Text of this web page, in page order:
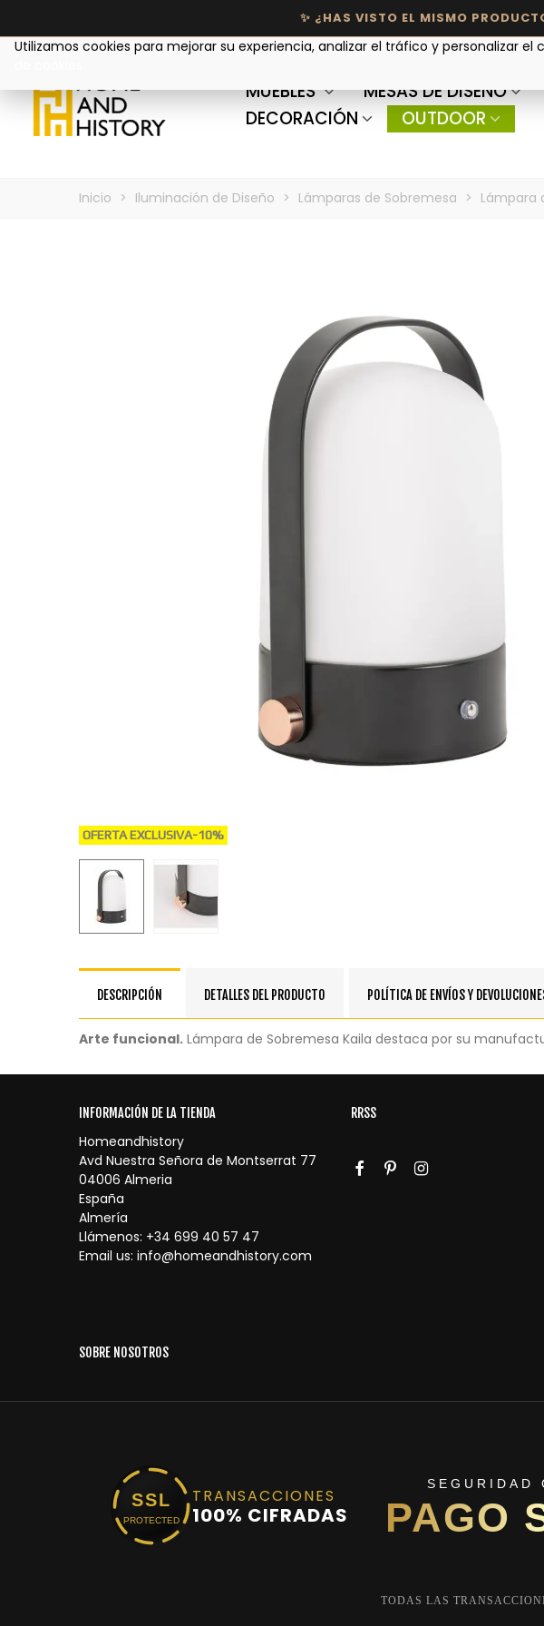
MUEBLES MESAS DE DISEÑO
DECORACIÓN
OUTDOOR
Inicio > Iluminación de Diseño > Lámparas de Sobremesa > Lámpara
OFERTA EXCLUSIVA-10%
DESCRIPCIÓN DETALLES DEL PRODUCTO POLÍTICA DE ENVÍOS Y
Arte funcional. Lámpara de Sobremesa Kaila destaca por su
INFORMACIÓN DE LA TIENDA
Homeandhistory
Avd Nuestra Señora de Montserrat 77
04006 Almeria
España
Almería
Llámenos: +34 699 40 57 47
Email us: info@homeandhistory.com
RRSS
SOBRE NOSOTROS
Utilizamos cookies para mejorar su experiencia, analizar el tráfico y personalizar el
SSL
PROTECTED
TRANSACCIONES
100% CIFRADAS
SEGURIDAD
PAGO
TODAS LAS